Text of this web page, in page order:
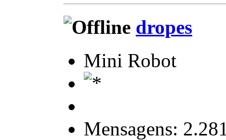
dropes
Mini Robot
Mensagens: